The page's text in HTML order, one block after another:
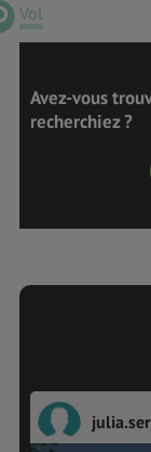
Vol
Avez-vous
recherchiez ?